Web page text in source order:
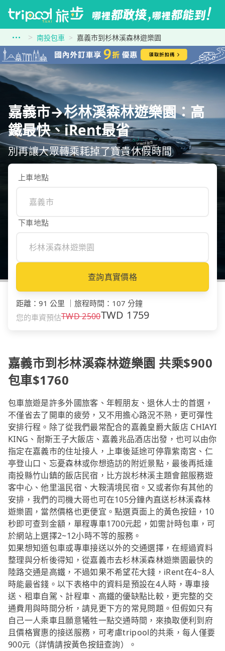
南投包車 嘉義市到杉林溪森林遊樂園
嘉義市→杉林溪森林遊樂園：高
鐵最快、iRent最省
別再讓大眾轉乘耗掉了寶貴休假時間
上車地點
下車地點
查詢真實價格
距離 ： 91 公里 旅程時間 ： 107 分鐘
您的車資預估TWD2500TWD 1759
嘉義市到杉林溪森林遊樂園 共乘$900
包車$1760
包車旅遊是許多外國旅客、年輕朋友、退休人士的首選，
不僅省去了開車的疲勞，又不用擔心路況不熟，更可彈性
安排行程。除了從我們最常配合的嘉義皇爵大飯店 CHIAYI
KING、耐斯王子大飯店、嘉義兆品酒店出發，也可以由你
指定在嘉義市的住址接人，上車後延途可停靠紫南宮、仁
亭登山口、忘憂森林或你想造訪的附近景點，最後再抵達
南投縣竹山鎮的飯店民宿，比方說杉林溪主題會館服務遊
客中心、他里溫民宿、大鞍清境民宿。又或者你有其他的
安排，我們的司機大哥也可在105分鐘內直送杉林溪森林
遊樂園，當然價格也更便宜。點選頁面上的黃色按鈕，10
秒即可查到金額，單程專車1700元起，如需計時包車，可
於網站上選擇2~12小時不等的服務。
如果想知道包車或專車接送以外的交通選擇，在經過資料
整理與分析後得知，從嘉義市去杉林溪森林遊樂園最快的
陸路交通是高鐵，不過如果不希望花大錢，iRent在4~8人
時能最省錢。以下表格中的資料是預設在4人時，專車接
送、租車自駕、計程車、高鐵的優缺點比較，更完整的交
通費用與時間分析，請見更下方的常見問題。但假如只有
自己一人乘車且願意犧牲一點交通時間，來換取便利到府
且價格實惠的接送服務，可考慮tripool的共乘，每人僅要
900元（詳情請按黃色按鈕查詢）。